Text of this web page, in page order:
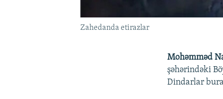
Zahedanda etirazlar
Mohəmməd
şəhərindəki
Dindarlar